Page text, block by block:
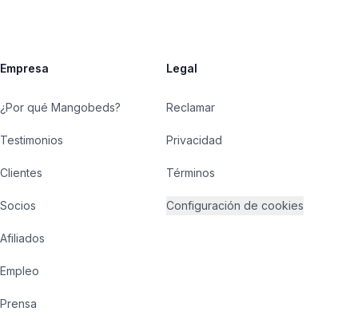
Empresa
¿Por qué Mangobeds?
Testimonios
Clientes
Socios
Afiliados
Empleo
Prensa
Legal
Reclamar
Privacidad
Términos
Configuración de cookies